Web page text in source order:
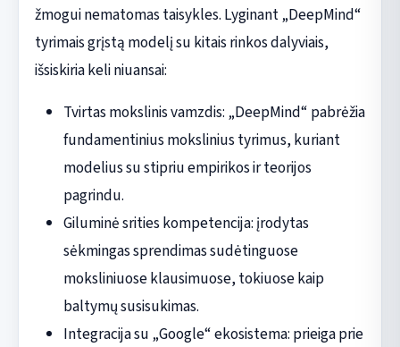
žmogui nematomas taisykles. Lyginant „DeepMind“
tyrimais grįstą modelį su kitais rinkos dalyviais,
išsiskiria keli niuansai:
Tvirtas mokslinis vamzdis: „DeepMind“ pabrėžia
fundamentinius mokslinius tyrimus, kuriant
modelius su stipriu empirikos ir teorijos
pagrindu.
Giluminė srities kompetencija: įrodytas
sėkmingas sprendimas sudėtinguose
moksliniuose klausimuose, tokiuose kaip
baltymų susisukimas.
Integracija su „Google“ ekosistema: prieiga prie